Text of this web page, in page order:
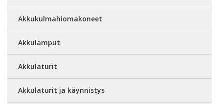
Akkukulmahiomakoneet
Akkulamput
Akkulaturit
Akkulaturit ja käynnistys